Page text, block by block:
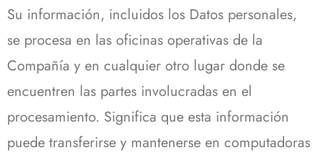
Su información, incluidos los Datos personales,
se procesa en las oficinas operativas de la
Compañía y en cualquier otro lugar donde se
encuentren las partes involucradas en el
procesamiento. Significa que esta información
puede transferirse y mantenerse en computadoras